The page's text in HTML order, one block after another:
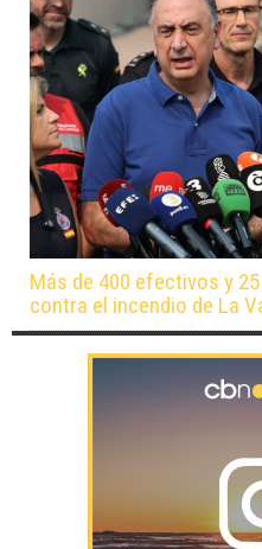
Más de 400 efectivos y
contra el incendio de La